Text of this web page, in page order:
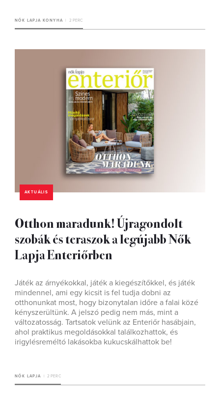
NŐK LAPJA KONYHA 2 PERC
AKTUÁLIS
Otthon maradunk! Újragondolt
szobák és teraszok a legújabb Nők
Lapja Enteriőrben
Játék az árnyékokkal, játék a kiegészítőkkel, és játék
mindennel, ami egy kicsit is fel tudja dobni az
otthonunkat most, hogy bizonytalan időre a falai közé
kényszerültünk. A jelszó pedig nem más, mint a
változatosság. Tartsatok velünk az Enteriőr hasábjain,
ahol praktikus megoldásokkal találkozhattok, és
irigylésreméltó lakásokba kukucskálhattok be!
NŐK LAPJA 2 PERC